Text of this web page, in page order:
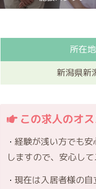
所在地
新潟県新
この求人のオ
経験が浅い方でも安
しますので、安心して
現在は入居者様の自